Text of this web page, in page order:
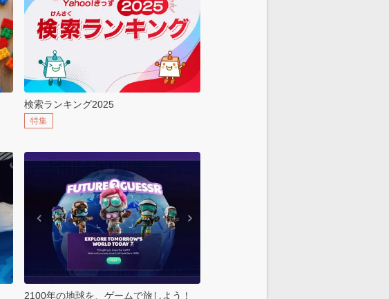
検索ランキング2025
特集
2100年の地球を、ゲームで旅しよう！